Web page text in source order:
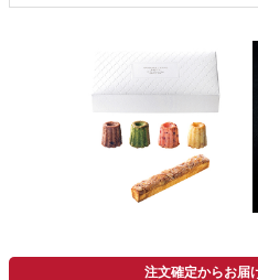
よくあるご質問
無料サンプル・資料請求
注文確定からお届